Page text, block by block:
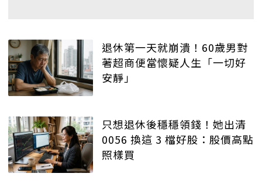
退休第一天就崩潰！60歲男對
著超商便當懷疑人生「一切好
安靜」
只想退休後穩穩領錢！她出清
0056 換這 3 檔好股：股價高點
照樣買